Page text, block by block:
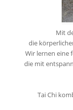
Mit
die
Wir lernen eine
die mit
Tai Chi